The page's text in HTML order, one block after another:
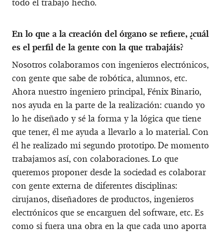
En lo que a la creación del órgano se refiere, ¿cuál
es el perfil de la gente con la que trabajáis?
Nosotros colaboramos con ingenieros electrónicos,
con gente que sabe de robótica, alumnos, etc.
Ahora nuestro ingeniero principal, Fénix Binario,
nos ayuda en la parte de la realización: cuando yo
lo he diseñado y sé la forma y la lógica que tiene
que tener, él me ayuda a llevarlo a lo material. Con
él he realizado mi segundo prototipo. De momento
trabajamos así, con colaboraciones. Lo que
queremos proponer desde la sociedad es colaborar
con gente externa de diferentes disciplinas:
cirujanos, diseñadores de productos, ingenieros
electrónicos que se encarguen del software, etc. Es
como si fuera una obra en la que cada uno aporta